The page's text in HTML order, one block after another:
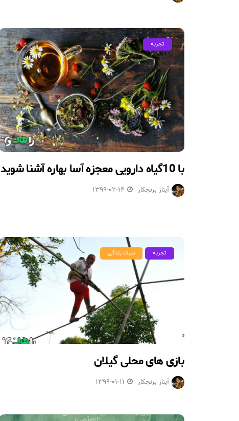
تجربه
با 10گیاه دارویی معجزه آسا بهاره آشنا شوید
آیناز برنجکار 1399-02-14
تجربه سبک زندگی
بازی های محلی گیلان
آیناز برنجکار 1399-01-11